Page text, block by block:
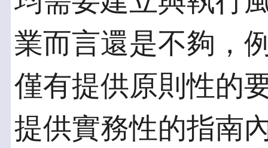
業而言還是不夠，
僅有提供原則性的
提供實務性的指南